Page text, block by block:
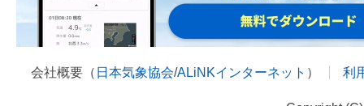
会社概要（ 日本気象協会/ALiNKインターネット ） 利